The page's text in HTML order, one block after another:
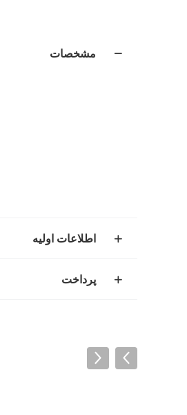
مشخصات
اطلاعات اولیه
پرداخت